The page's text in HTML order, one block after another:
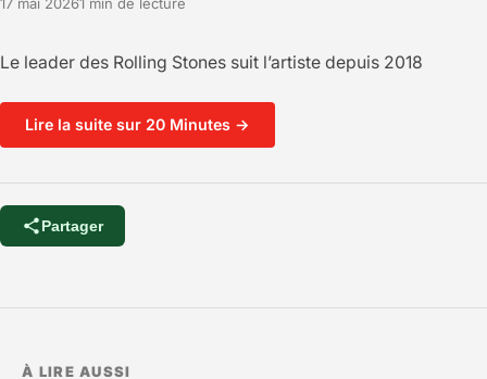
Le leader des Rolling Stones suit l’artiste depuis 2018
Lire la suite sur 20 Minutes →
Partager
À LIRE AUSSI